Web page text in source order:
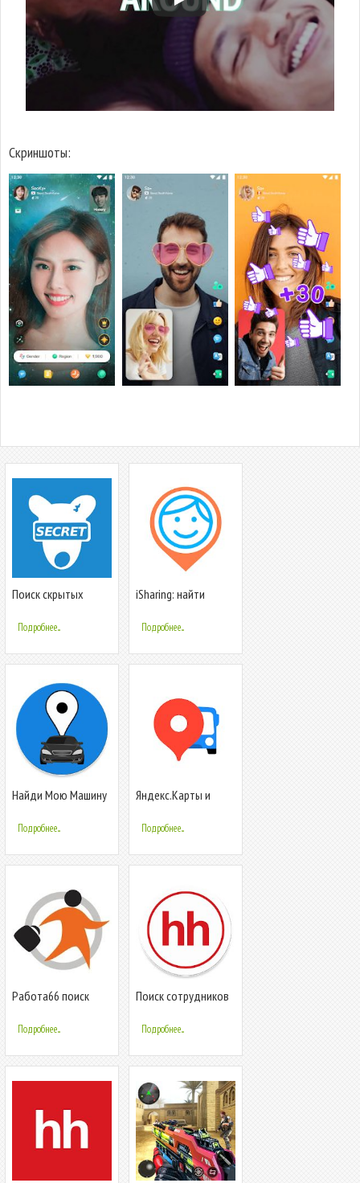
Скриншоты:
Поиск скрытых
Сыщик для
Вконтакте
Подробнее...
iSharing: найти
ребенком
Подробнее...
Найди Мою Машину
Подробнее...
Яндекс.Карты и
мест и навигатор
Подробнее...
Работа66 поиск
Екатеринбурге 0+
Подробнее...
Поиск сотрудников
Подробнее...